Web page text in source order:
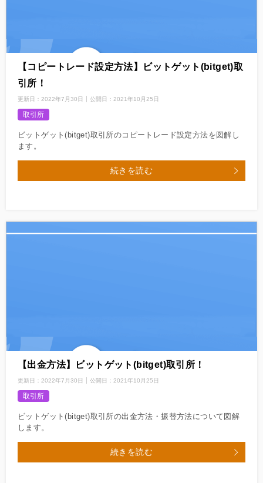
【コピートレード設定方法】ビットゲット(bitget)取
引所！
更新日： 2022年7月30日 公開日： 2021年10月25日
取引所
ビットゲット(bitget)取引所のコピートレード設定方法を図解し
ます。
続きを読む
【出金方法】ビットゲット(bitget)取引所！
更新日： 2022年7月30日 公開日： 2021年10月25日
取引所
ビットゲット(bitget)取引所の出金方法・振替方法について図解
します。
続きを読む